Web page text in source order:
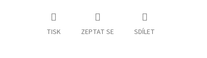
TISK ZEPTAT SE SDÍLET